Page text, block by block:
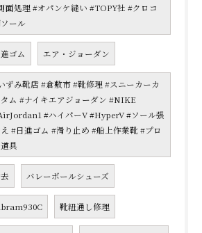
面処理 #オパンケ縫い #TOPY社 #クロコ
ール
ゴム エア・ジョーダン
ずみ靴店 #倉敷市 #靴修理 #スニーカーカ
タム #ナイキエアジョーダン #NIKE
#ハイパーV #HyperV #ソール張
#日進ゴム #滑り止め #船上作業靴 #プロ
具
バレーボールシューズ
靴紐通し修理